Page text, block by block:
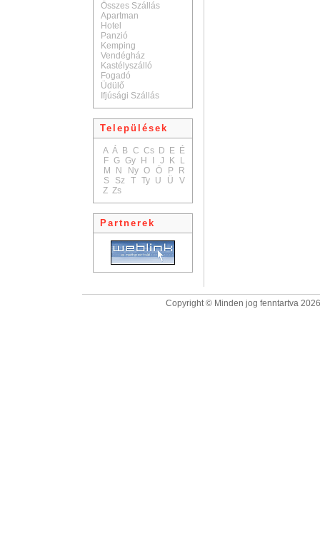
Összes Szállás
Apartman
Hotel
Panzió
Kemping
Vendégház
Kastélyszálló
Fogadó
Üdülő
Ifjúsági Szállás
Települések
A Á B C Cs D E É
F G Gy H J K
L
M
N Ny O Ö P
R
S
Sz T Ty U Ü
V
Z Zs
Partnerek
Copyright © Minden jog fenntartva